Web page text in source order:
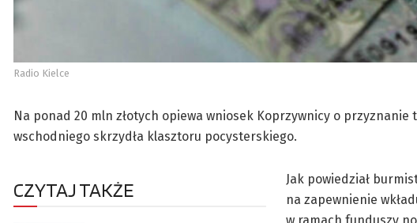
Radio Kielce
Na ponad 20 mln złotych opiewa wniosek Koprzywnicy o
wschodniego skrzydła klasztoru pocysterskiego.
CZYTAJ TAKŻE
Jak powiedział
na zapewnienie